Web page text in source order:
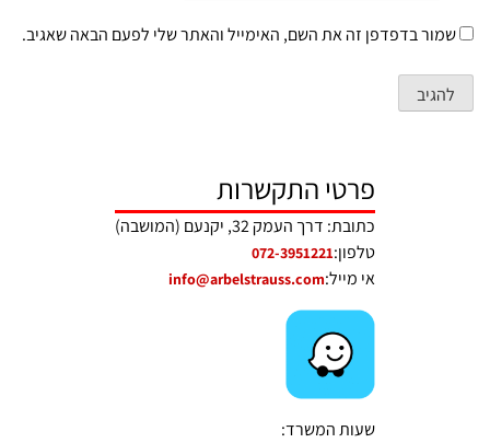
שמור בדפדפן זה את השם, האימייל והאתר שלי לפעם הבאה שאגיב.
פרטי התקשרות
כתובת: דרך העמק 32, יקנעם (המושבה)
טלפון:072-3951221
אי מייל:info@arbelstrauss.com
שעות המשרד: